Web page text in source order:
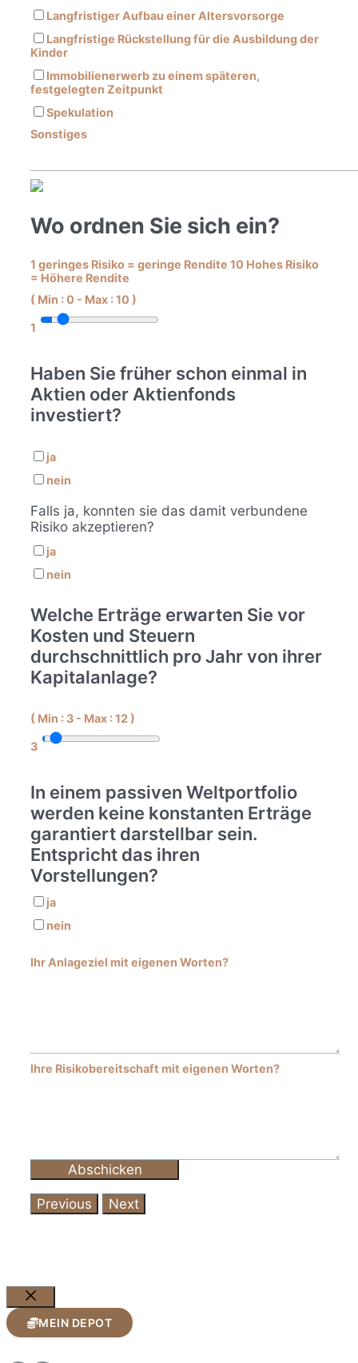
Langfristiger Aufbau einer Altersvorsorge
Langfristige Rückstellung für die Ausbildung der
Kinder
Immobilienerwerb zu einem späteren,
festgelegten Zeitpunkt
Spekulation
Sonstiges
Wo ordnen Sie sich ein?
1 geringes Risiko = geringe Rendite 10 Hohes Risiko
= Höhere Rendite
( Min :0 - Max :10 )
1
Haben Sie früher schon einmal in
Aktien oder Aktienfonds
investiert?
ja
nein
Falls ja, konnten sie das damit verbundene
Risiko akzeptieren?
ja
nein
Welche Erträge erwarten Sie vor
Kosten und Steuern
durchschnittlich pro Jahr von ihrer
Kapitalanlage?
( Min : 3 - Max :12)
3
In einem passiven Weltportfolio
werden keine konstanten Erträge
garantiert darstellbar sein.
Entspricht das ihren
Vorstellungen?
ja
nein
Ihr Anlageziel mit eigenen Worten?
Ihre Risikobereitschaft mit eigenen Worten?
Previous Next
Schließen
MEIN DEPOT